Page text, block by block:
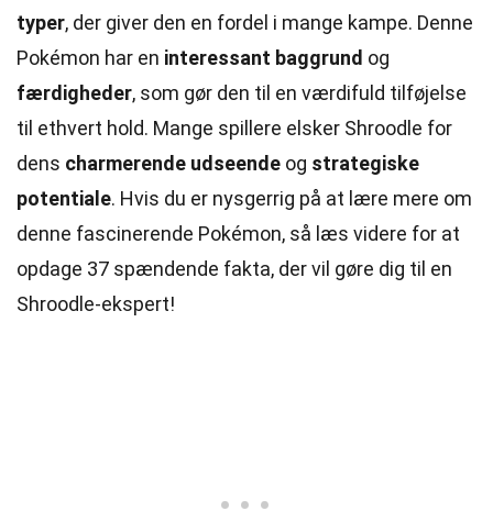
typer, der giver den en fordel i mange kampe. Denne
Pokémon har en interessant baggrund og
færdigheder, som gør den til en værdifuld tilføjelse
til ethvert hold. Mange spillere elsker Shroodle for
dens charmerende udseende og strategiske
potentiale. Hvis du er nysgerrig på at lære mere om
denne fascinerende Pokémon, så læs videre for at
opdage 37 spændende fakta, der vil gøre dig til en
Shroodle-ekspert!